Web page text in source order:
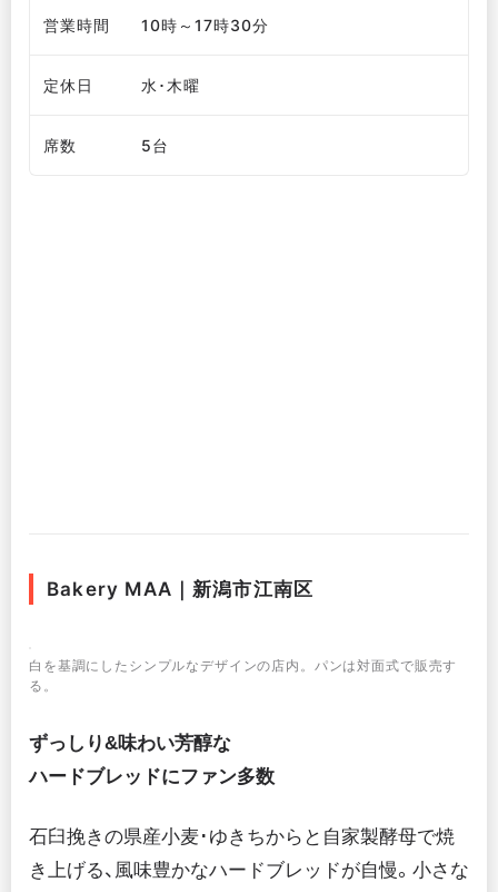
営業時間 10時～17時30分
定休日 水･木曜
席数 5台
Bakery MAA｜新潟市江南区
白を基調にしたシンプルなデザインの店内。パンは対面式で販売す
る。
ずっしり&味わい芳醇な
ハードブレッドにファン多数
石臼挽きの県産小麦･ゆきちからと自家製酵母で焼
き上げる、風味豊かなハードブレッドが自慢。小さな